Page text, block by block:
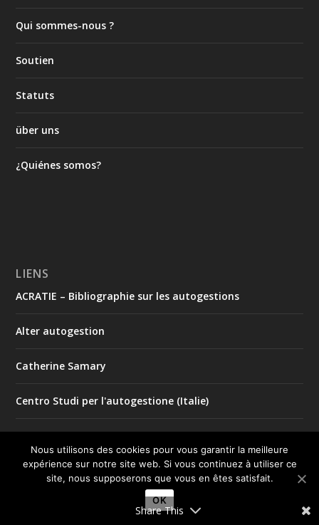
Qui sommes-nous ?
Soutien
Statuts
über uns
¿Quiénes somos?
LIENS
ACRATIE – Bibliographie sur les autogestions
Alter autogestion
Catherine Samary
Centro Studi per l'autogestione (Italie)
Comité international de solidarité avec l'autogestion en
Argentine
economie.org
Éditions Syllepse – Autogestion : l'encyclopédie
Share This
Nous utilisons des cookies pour vous garantir la meilleure
expérience sur notre site web. Si vous continuez à utiliser ce
site, nous supposerons que vous en êtes satisfait.
OK